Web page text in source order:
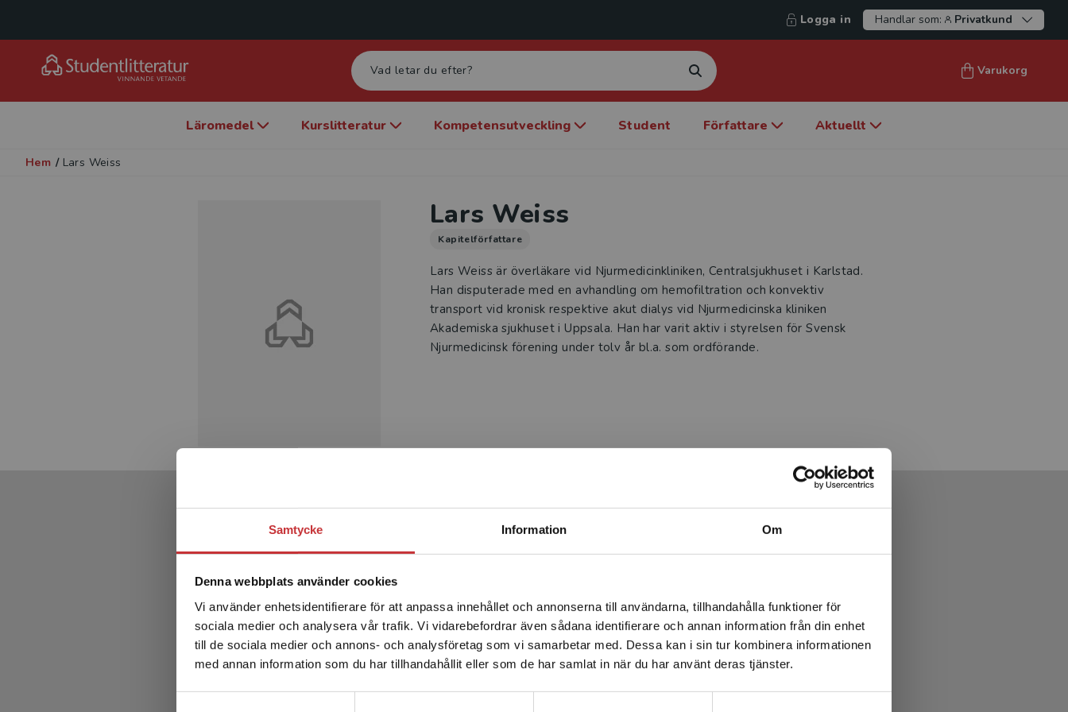
Samtycke Information Om
Denna webbplats använder cookies
Vi använder enhetsidentifierare för att anpassa innehållet och annonserna till användarna, tillhandahålla funktioner för
sociala medier och analysera vår trafik. Vi vidarebefordrar även sådana identifierare och annan information från din enhet
till de sociala medier och annons- och analysföretag som vi samarbetar med. Dessa kan i sin tur kombinera informationen
med annan information som du har tillhandahållit eller som de har samlat in när du har använt deras tjänster.
Begränsad fraktregion
Det verkar som att du besöker studentlitteratur.se via en
enhet utanför Sverige. Vi erbjuder inte leveranser utanför
Sverige. För att kunna slutföra ett köp måste
leveransadressen vara i Sverige.Läs mer
Logga in Handlar som: Privatkund
Varukorg
Läromedel Kurslitteratur Kompetensutveckling Student Författare Aktuellt
Hem / Lars Weiss
Lars Weiss
Kapitelförfattare
Lars Weiss är överläkare vid Njurmedicinkliniken, Centralsjukhuset i Karlstad.
Han disputerade med en avhandling om hemofiltration och konvektiv
transport vid kronisk respektive akut dialys vid Njurmedicinska kliniken
Akademiska sjukhuset i Uppsala. Han har varit aktiv i styrelsen för Svensk
Njurmedicinsk förening under tolv år bl.a. som ordförande.
Produkter